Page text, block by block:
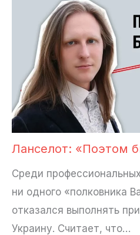
Ланселот: «Поэтом
Среди
ни одного «полковника
отказался выполнять
Украину. Считает, что…